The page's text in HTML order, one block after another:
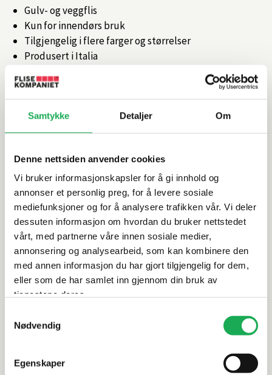
Samtykke Detaljer Om
Denne nettsiden anvender cookies
Vi bruker informasjonskapsler for å gi innhold og
annonser et personlig preg, for å levere sosiale
mediefunksjoner og for å analysere trafikken vår. Vi deler
dessuten informasjon om hvordan du bruker nettstedet
vårt, med partnerne våre innen sosiale medier,
annonsering og analysearbeid, som kan kombinere den
med annen informasjon du har gjort tilgjengelig for dem,
eller som de har samlet inn gjennom din bruk av
tjenestene deres.
Nødvendig
Egenskaper
Gulv- og veggflis
Kun for innendørs bruk
Tilgjengelig i flere farger og størrelser
Produsert i Italia
Artikkelnr.101473303
Spesifikasjoner
Rengjøring og vedlikehold
Leveringsinformasjon
Dokumentasjon
Alternative produkter